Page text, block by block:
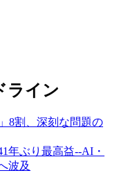
ライン
8割、深刻な問題の
年ぶり最高益--AI・
波及